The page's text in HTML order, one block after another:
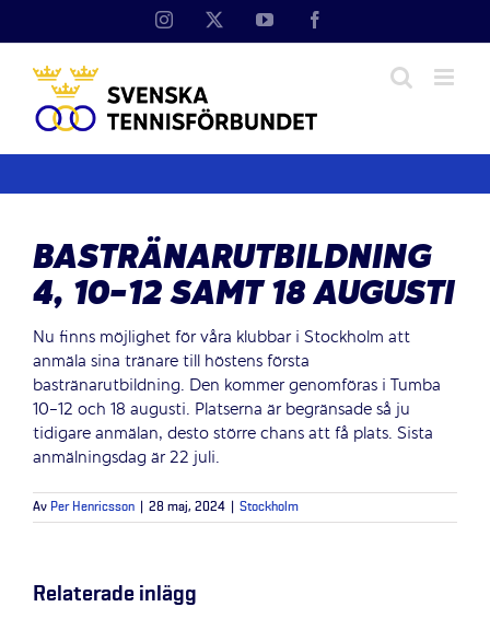
Instagram YouTube
BASTRÄNARUTBILDNING
4, 10-12 SAMT 18 AUGUSTI
Nu finns möjlighet för våra klubbar i Stockholm att
anmäla sina tränare till höstens första
bastränarutbildning. Den kommer genomföras i Tumba
10-12 och 18 augusti. Platserna är begränsade så ju
tidigare anmälan, desto större chans att få plats. Sista
anmälningsdag är 22 juli.
Av Per Henricsson 28 maj, 2024 Stockholm
Relaterade inlägg